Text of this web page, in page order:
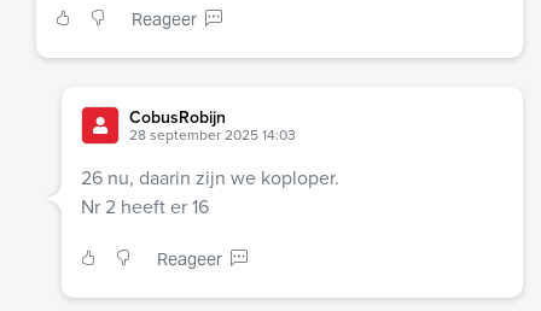
Reageer
CobusRobijn
28 september 2025 14:03
26 nu, daarin zijn we koploper.
Nr 2 heeft er 16
Reageer